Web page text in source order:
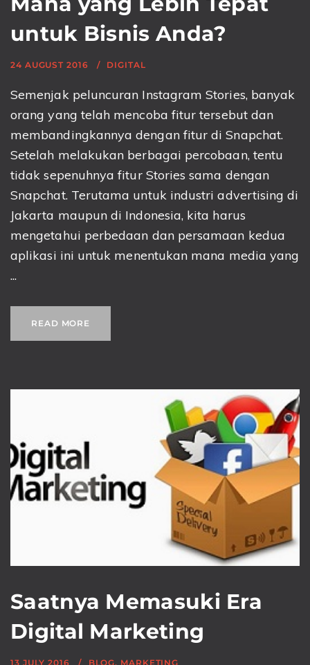
untuk Bisnis Anda?
24 AUGUST 2016 DIGITAL
Semenjak peluncuran Instagram Stories, banyak
orang yang telah mencoba fitur tersebut dan
membandingkannya dengan fitur di Snapchat.
Setelah melakukan berbagai percobaan, tentu
tidak sepenuhnya fitur Stories sama dengan
Snapchat. Terutama untuk industri advertising di
Jakarta maupun di Indonesia, kita harus
mengetahui perbedaan dan persamaan kedua
aplikasi ini untuk menentukan mana media yang
...
READ MORE
Saatnya Memasuki Era
Digital Marketing
13 JULY 2016 BLOG, MARKETING